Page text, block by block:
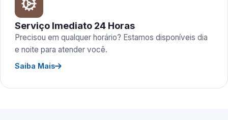
Serviço Imediato 24 Horas
Precisou em qualquer horário? Estamos disponíveis dia
e noite para atender você.
Saiba Mais